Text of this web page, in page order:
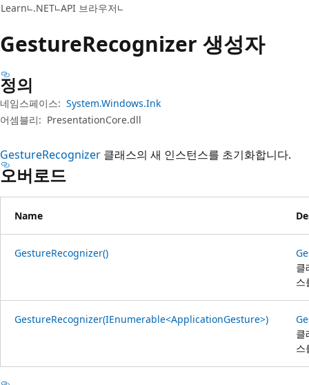
Learn .NET API 브라우저
GestureRecognizer 생성자
정의
네임스페이스: System.Windows.Ink
어셈블리: PresentationCore.dll
GestureRecognizer 클래스의 새 인스턴스를 초기화합니다.
오버로드
Name
GestureRecognizer()
클
스
GestureRecognizer(IEnumerable<ApplicationGesture>)
클
스